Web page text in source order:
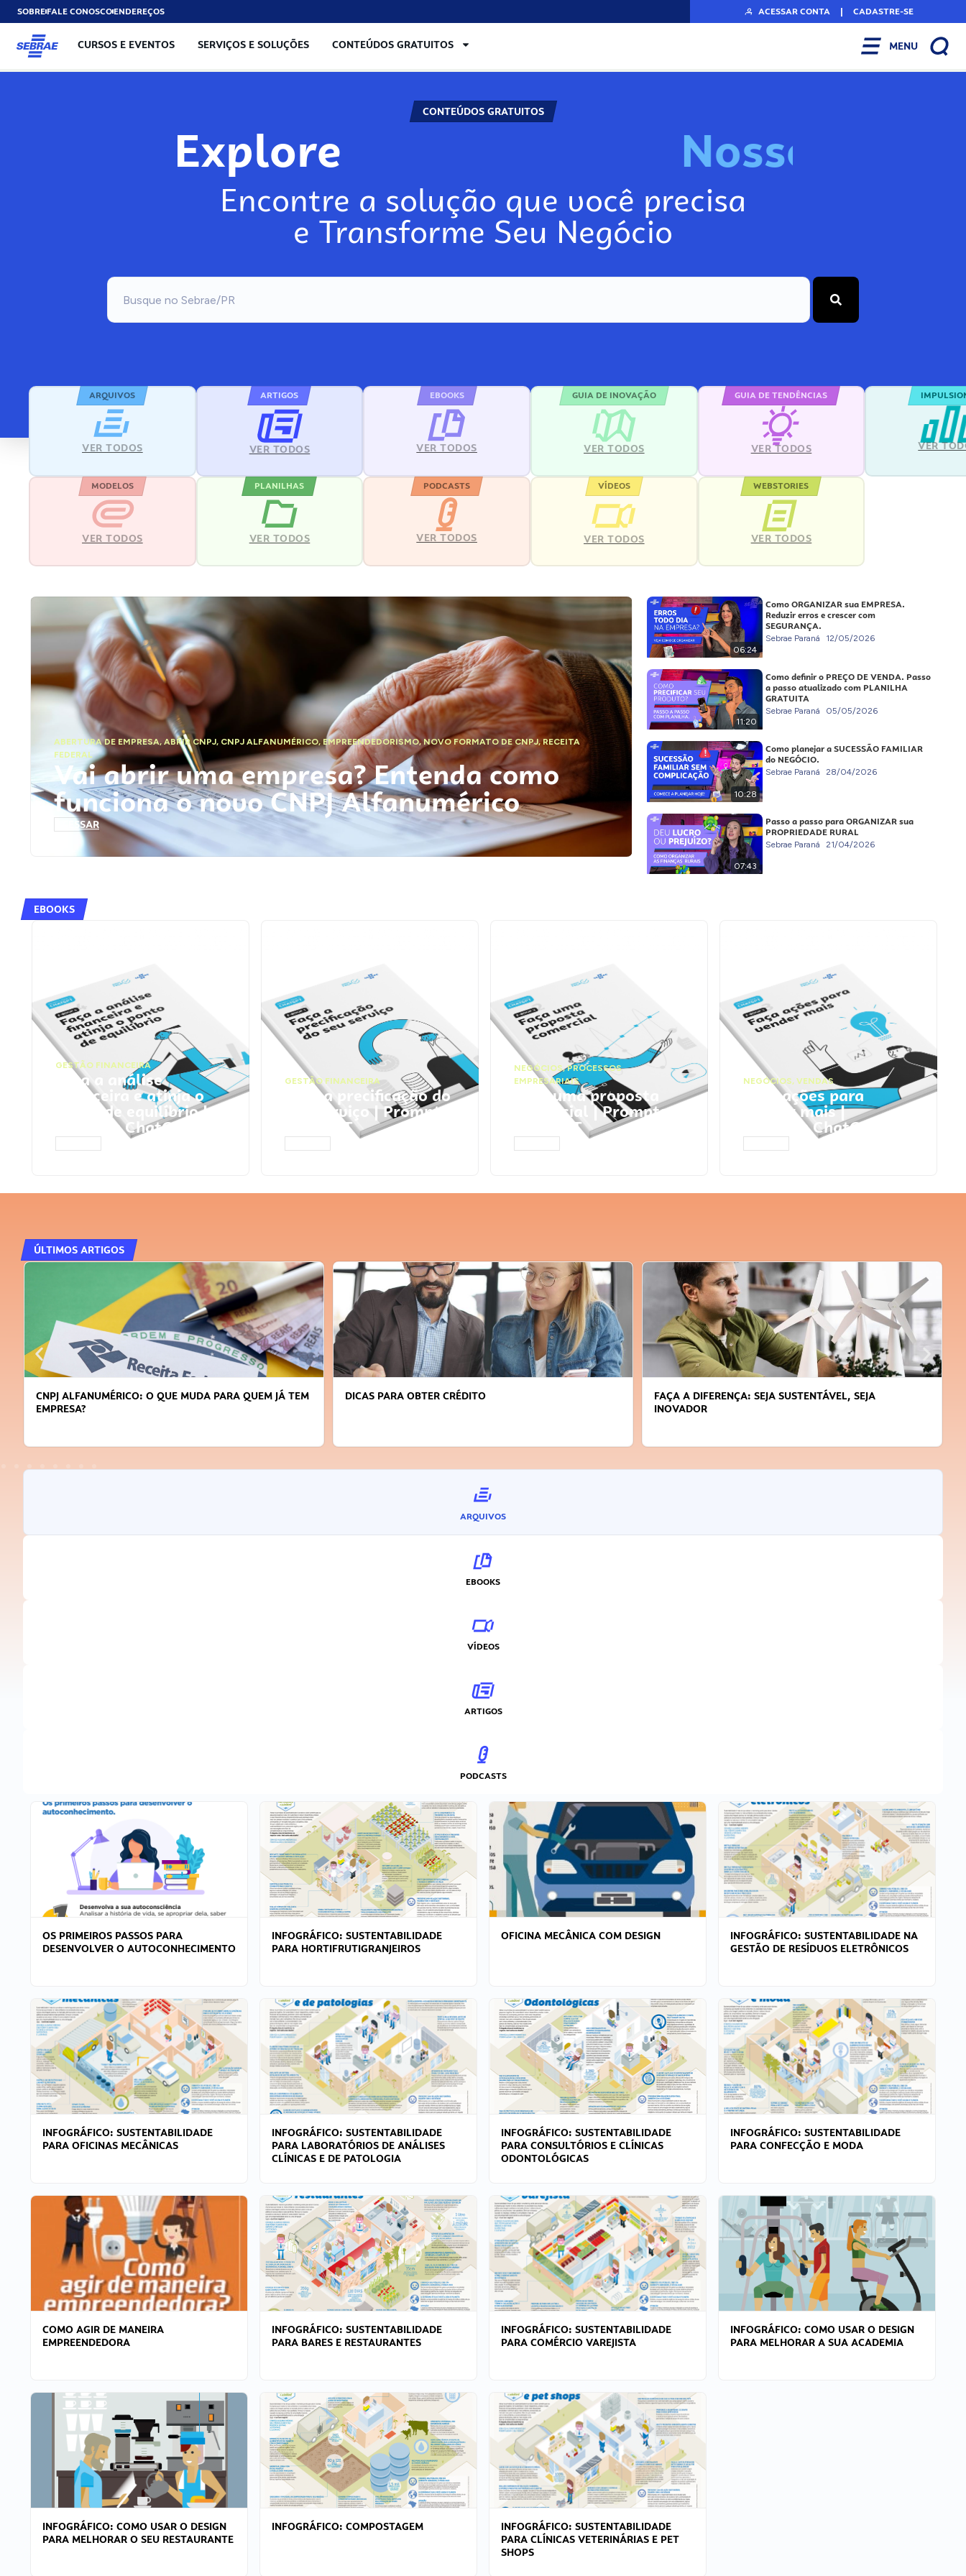
SOBREFALE CONOSCOENDEREÇOS ACESSAR CONTA | CADASTRE-SE
CURSOS E EVENTOS SERVIÇOS E SOLUÇÕES CONTEÚDOS GRATUITOS MENU
CONTEÚDOS GRATUITOS
Explore Nosso
Encontre a solução que você precisa
e Transforme Seu Negócio
ARQUIVOS
VER TODOS
ARTIGOS
VER TODOS
EBOOKS
VER TODOS
GUIA DE INOVAÇÃO
VER TODOS
GUIA DE TENDÊNCIAS
VER TODOS VER
MODELOS
VER TODOS
PLANILHAS
VER TODOS
PODCASTS
VER TODOS
VÍDEOS
VER TODOS
WEBSTORIES
VER TODOS
ABERTURA DE EMPRESA,ABRIR CNPJ, CNPJ ALFANUMÉRICO, EMPREENDEDORISMO,NOVO FORMATO DE CNPJ,RECEITA
FEDERAL
Vai abrir uma empresa? Entenda como
funciona o novo CNPJ Alfanumérico
ACESSAR
06:24
Como ORGANIZAR sua EMPRESA.
Reduzir erros e crescer com
SEGURANÇA.
Sebrae Paraná 12/05/2026
11:20
Como definir o PREÇO DE VENDA. Passo
a passo atualizado com PLANILHA
GRATUITA
Sebrae Paraná 05/05/2026
10:28
Como planejar a SUCESSÃO FAMILIAR
do NEGÓCIO.
Sebrae Paraná 28/04/2026
07:43
Passo a passo para ORGANIZAR sua
PROPRIEDADE RURAL
Sebrae Paraná 21/04/2026
EBOOKS
GESTÃO FINANCEIRA
Faça a análise
financeira e atinja o
ponto de equilíbrio |
Prompts ChatGPT
GESTÃO FINANCEIRA
Faça a precificação do
seu serviço | Prompts
ChatGPT
NEGÓCIOS,PROCESSOS
EMPRESARIAIS
Faça uma proposta
comercial | Prompts
ChatGPT
NEGÓCIOS, VENDAS
Faça ações para
vender mais |
Prompts ChatGPT
ÚLTIMOS ARTIGOS
CNPJ ALFANUMÉRICO: O QUE MUDA PARA QUEM JÁ TEM
EMPRESA?
DICAS PARA OBTER CRÉDITO
FAÇA A DIFERENÇA: SEJA SUSTENTÁVEL, SEJA
INOVADOR
ARQUIVOS
EBOOKS
VÍDEOS
ARTIGOS
PODCASTS
OS PRIMEIROS PASSOS PARA
DESENVOLVER O AUTOCONHECIMENTO
INFOGRÁFICO: SUSTENTABILIDADE
PARA HORTIFRUTIGRANJEIROS
OFICINA MECÂNICA COM DESIGN
INFOGRÁFICO: SUSTENTABILIDADE NA
GESTÃO DE RESÍDUOS ELETRÔNICOS
INFOGRÁFICO: SUSTENTABILIDADE
PARA OFICINAS MECÂNICAS
INFOGRÁFICO: SUSTENTABILIDADE
PARA LABORATÓRIOS DE ANÁLISES
CLÍNICAS E DE PATOLOGIA
INFOGRÁFICO: SUSTENTABILIDADE
PARA CONSULTÓRIOS E CLÍNICAS
ODONTOLÓGICAS
INFOGRÁFICO: SUSTENTABILIDADE
PARA CONFECÇÃO E MODA
COMO AGIR DE MANEIRA
EMPREENDEDORA
INFOGRÁFICO: SUSTENTABILIDADE
PARA BARES E RESTAURANTES
INFOGRÁFICO: SUSTENTABILIDADE
PARA COMÉRCIO VAREJISTA
INFOGRÁFICO: COMO USAR O DESIGN
PARA MELHORAR A SUA ACADEMIA
INFOGRÁFICO: COMO USAR O DESIGN
PARA MELHORAR O SEU RESTAURANTE
INFOGRÁFICO: COMPOSTAGEM
INFOGRÁFICO: SUSTENTABILIDADE
PARA CLÍNICAS VETERINÁRIAS E PET
SHOPS